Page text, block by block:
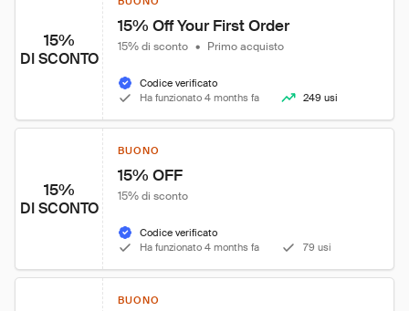
15%
DI SCONTO
15% Off Your First Order
15% di sconto • Primo acquisto
Codice verificato
Ha funzionato 4 months fa
249 usi
15%
DI SCONTO
BUONO
15% OFF
15% di sconto
Codice verificato
Ha funzionato 4 months fa
79 usi
BUONO